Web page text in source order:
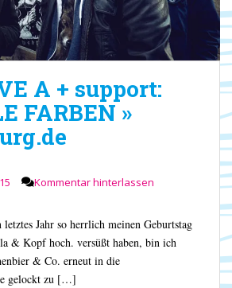
A + support:
FARBEN »
Kommentar hinterlassen
Jahr so herrlich meinen Geburtstag
& Kopf hoch. versüßt haben, bin ich
& Co. erneut in die
gelockt zu […]